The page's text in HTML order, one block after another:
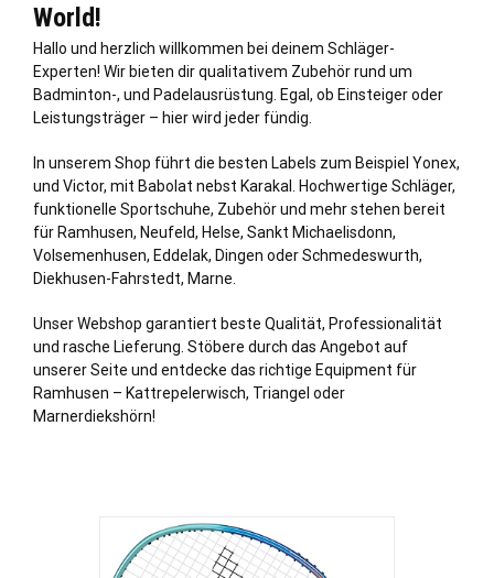
World!
Hallo und herzlich willkommen bei deinem Schläger-
Experten! Wir bieten dir qualitativem Zubehör rund um
Badminton-, und Padelausrüstung. Egal, ob Einsteiger oder
Leistungsträger – hier wird jeder fündig.
In unserem Shop führt die besten Labels zum Beispiel Yonex,
und Victor, mit Babolat nebst Karakal. Hochwertige Schläger,
funktionelle Sportschuhe, Zubehör und mehr stehen bereit
für Ramhusen, Neufeld, Helse, Sankt Michaelisdonn,
Volsemenhusen, Eddelak, Dingen oderSchmedeswurth,
Diekhusen-Fahrstedt, Marne
Unser Webshop garantiert beste Qualität, Professionalität
und rasche Lieferung. Stöbere durch das Angebot auf
unserer Seite und entdecke das richtige Equipment für
Ramhusen – Kattrepelerwisch, Triangel oder
Marnerdiekshörn!